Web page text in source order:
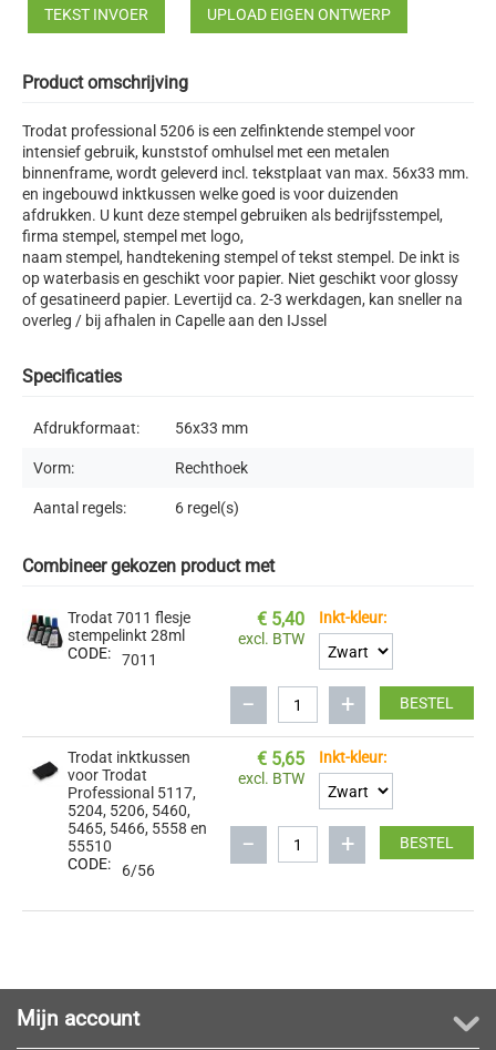
TEKST INVOER UPLOAD EIGEN ONTWERP
Product omschrijving
Trodat professional 5206 is een zelfinktende stempel voor
intensief gebruik, kunststof omhulsel met een metalen
binnenframe, wordt geleverd incl. tekstplaat van max. 56x33 mm.
en ingebouwd inktkussen welke goed is voor duizenden
afdrukken. U kunt deze stempel gebruiken als bedrijfsstempel,
firma stempel, stempel met logo,
naam stempel, handtekening stempel of tekst stempel. De inkt is
op waterbasis en geschikt voor papier. Niet geschikt voor glossy
of gesatineerd papier. Levertijd ca. 2-3 werkdagen, kan sneller na
overleg / bij afhalen in Capelle aan den IJssel
Specificaties
Afdrukformaat: 56x33 mm
Vorm: Rechthoek
Aantal regels: 6 regel(s)
Combineer gekozen product met
Trodat 7011 flesje
stempelinkt 28ml
CODE:
7011
€ 5,40
excl. BTW
Inkt-kleur:
+
− BESTEL
Trodat inktkussen
voor Trodat
Professional 5117,
5204, 5206, 5460,
5465, 5466, 5558 en
55510
CODE:
6/56
€ 5,65
excl. BTW
Inkt-kleur:
+
− BESTEL
Mijn account